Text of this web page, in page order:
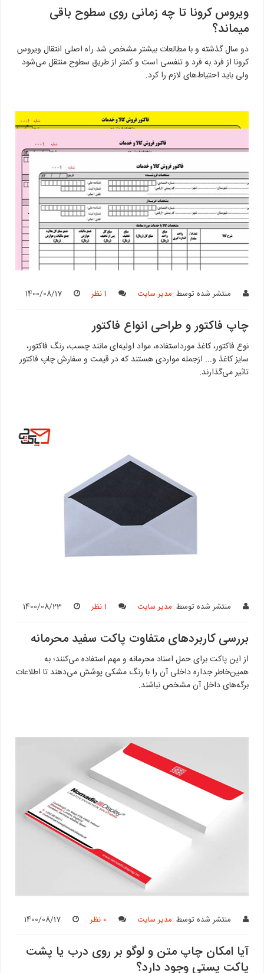
ویروس کرونا تا چه زمانی روی سطوح باقی
میماند؟
دو سال گذشته و با مطالعات بیشتر مشخص شد راه اصلی انتقال ویروس
کرونا از فرد به فرد و تنفسی است و کمتر از طریق سطوح منتقل می‌شود
ولی باید احتیاط‌های لازم را کرد.
منتشر شده توسط :مدیر سایت 1 نظر 1400/08/17
چاپ فاکتور و طراحی انواع فاکتور
نوع فاکتور، کاغذ مورداستفاده، مواد اولیه‌ای مانند چسب، رنگ فاکتور،
سایز کاغذ و... ازجمله مواردی هستند که در قیمت و سفارش چاپ فاکتور
تاثیر می‌گذارند.
منتشر شده توسط :مدیر سایت 1 نظر 1400/08/23
بررسی کاربردهای متفاوت پاکت سفید محرمانه
از این پاکت برای حمل اسناد محرمانه و مهم استفاده می‌کنند؛ به
همین‌خاطر جداره داخلی آن را با رنگ مشکی پوشش می‌دهند تا اطلاعات
برگه‌های داخل آن مشخص نباشند.
منتشر شده توسط :مدیر سایت 0 نظر 1400/08/17
آیا امکان چاپ متن و لوگو بر روی درب یا پشت
پاکت پستی وجود دارد؟